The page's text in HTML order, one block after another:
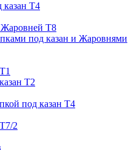
казан Т4
Жаровней Т8
под казан и Жаровнями
Т2
под казан Т4
2